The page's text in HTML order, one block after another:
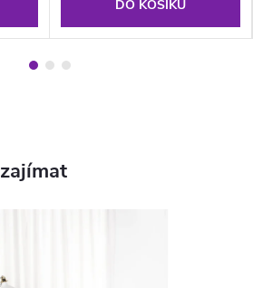
DO KOŠÍKU